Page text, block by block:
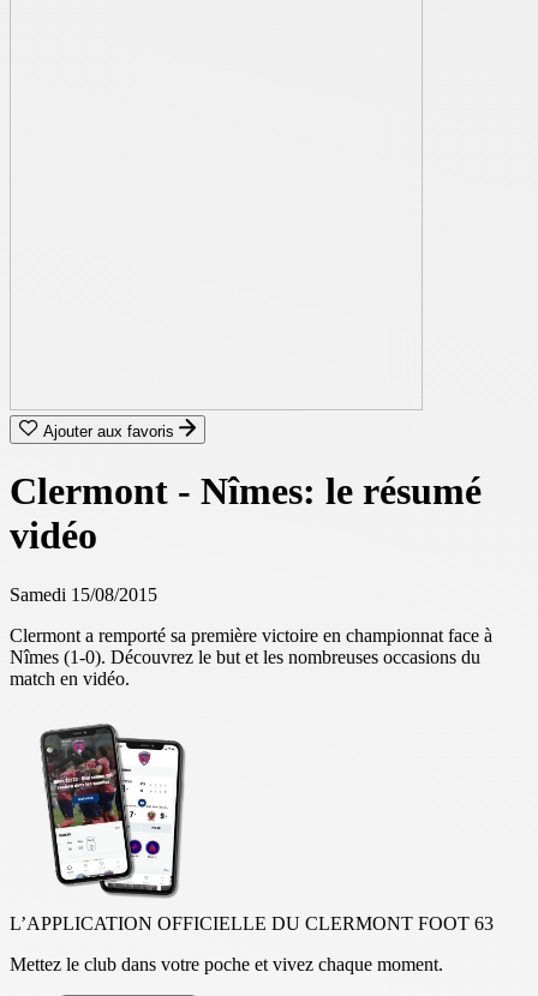
Ajouter aux favoris
Clermont - Nîmes: le résumé
vidéo
Samedi 15/08/2015
Clermont a remporté sa première victoire en championnat face à
Nîmes (1-0). Découvrez le but et les nombreuses occasions du
match en vidéo.
L’APPLICATION OFFICIELLE DU CLERMONT FOOT 63
Mettez le club dans votre poche et vivez chaque moment.